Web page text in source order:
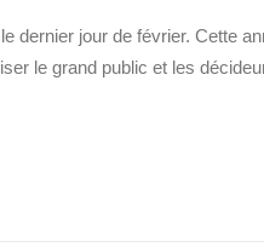
dernier jour de février. Cette
le grand public et les